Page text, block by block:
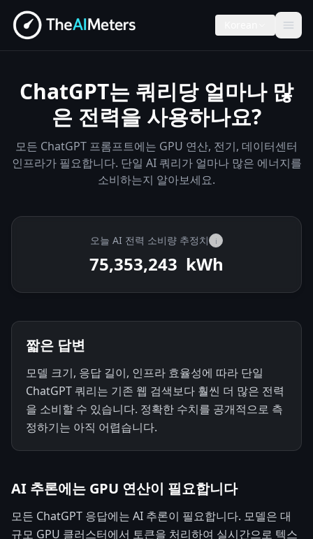
ChatGPT는 쿼리당 얼마나 많
은 전력을 사용하나요?
모든 ChatGPT 프롬프트에는 GPU 연산, 전기, 데이터센터
인프라가 필요합니다. 단일 AI 쿼리가 얼마나 많은 에너지를
소비하는지 알아보세요.
오늘 AI 전력 소비량 추정치 i
75,353,684 kWh
짧은 답변
모델 크기, 응답 길이, 인프라 효율성에 따라 단일
ChatGPT 쿼리는 기존 웹 검색보다 훨씬 더 많은 전력
을 소비할 수 있습니다. 정확한 수치를 공개적으로 측
정하기는 아직 어렵습니다.
AI 추론에는 GPU 연산이 필요합니다
모든 ChatGPT 응답에는 AI 추론이 필요합니다. 모델은 대
규모 GPU 클러스터에서 토큰을 처리하여 실시간으로 텍스